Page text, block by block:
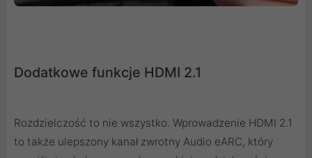
Dodatkowe funkcje HDMI 2.1
Rozdzielczość to nie wszystko. Wprowadzenie HDMI 2.1
to także ulepszony kanał zwrotny Audio eARC, który